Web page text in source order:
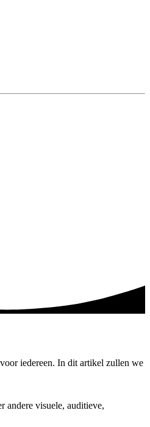
iedereen. In dit artikel zullen we
andere visuele, auditieve,